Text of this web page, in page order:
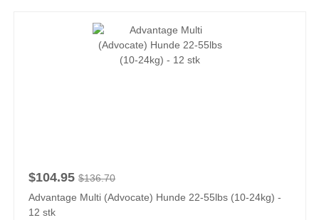
$104.95 $136.70
Advantage Multi (Advocate) Hunde 22-55lbs (10-24kg) -
12 stk